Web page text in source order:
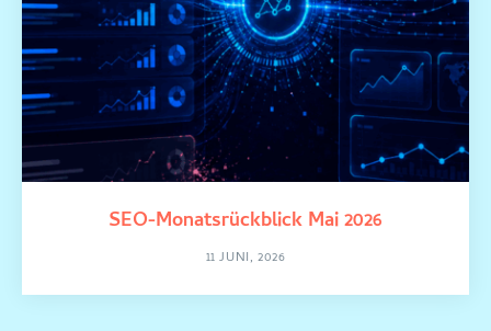
SEO-Monatsrückblick Mai 2026
11 JUNI, 2026